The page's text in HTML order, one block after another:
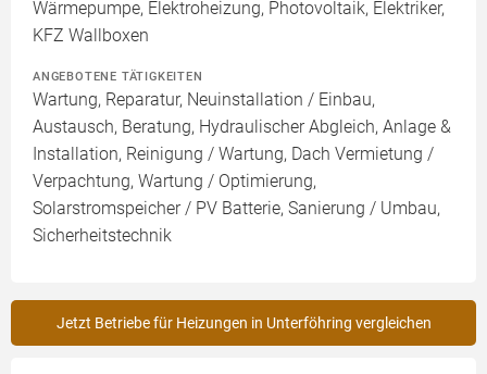
Wärmepumpe, Elektroheizung, Photovoltaik, Elektriker,
KFZ Wallboxen
ANGEBOTENE TÄTIGKEITEN
Wartung, Reparatur, Neuinstallation / Einbau,
Austausch, Beratung, Hydraulischer Abgleich, Anlage &
Installation, Reinigung / Wartung, Dach Vermietung /
Verpachtung, Wartung / Optimierung,
Solarstromspeicher / PV Batterie, Sanierung / Umbau,
Sicherheitstechnik
Jetzt Betriebe für Heizungen in Unterföhring vergleichen